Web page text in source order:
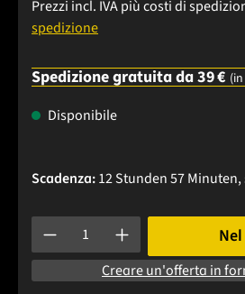
Prezzi incl. IVA più costi di
spedizione
Spedizione gratuita da 39 €
Disponibile
Scadenza:12 Stunden 57 Minuten
Quantità del prodotto: inserisci
Creare un'offerta in